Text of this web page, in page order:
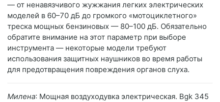
— от ненавязчивого жужжания легких электрических
моделей в 60–70 дБ до громкого «мотоциклетного»
треска мощных бензиновых — 80–100 дБ. Обязательно
обратите внимание на этот параметр при выборе
инструмента — некоторые модели требуют
использования защитных наушников во время работы
для предотвращения повреждения органов слуха.
Милена: Мощная воздуходувка электрическая. Bgk 345